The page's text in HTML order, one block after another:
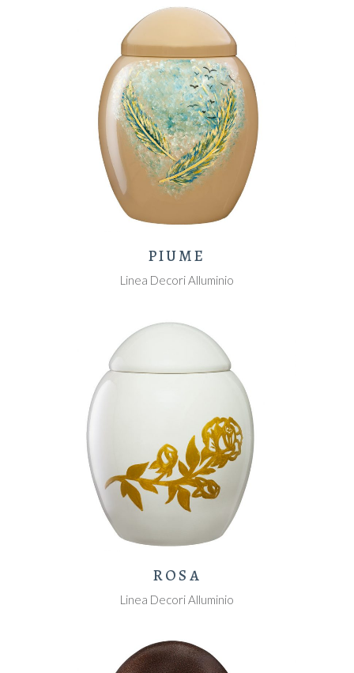
PIUME
Linea Decori Alluminio
ROSA
Linea Decori Alluminio